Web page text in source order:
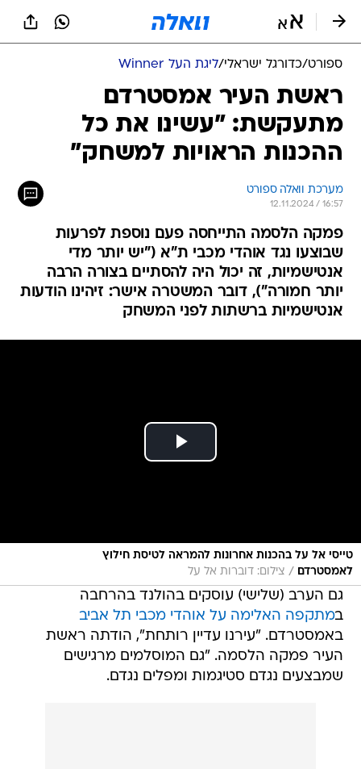
ספורט/כדורגל ישראלי/ליגת העל Winner
ראשת העיר אמסטרדם
מתעקשת: "עשינו את כל
ההכנות הראויות למשחק"
מערכת וואלה ספורט
12.11.2024 / 16:57
פמקה הלסמה התייחסה פעם נוספת לפרעות
שבוצעו נגד אוהדי מכבי ת"א ("יש יותר מדי
אנטישמיות, זה יכול היה להסתיים בצורה הרבה
יותר חמורה"), דובר המשטרה אישר: זיהינו הודעות
אנטישמיות ברשתות לפני המשחק
טייסי אל על בהכנות אחרונות להמראה לטיסת חילוץ
לאמסטרדם
/ צילום: דוברות אל על
גם הערב (שלישי) עוסקים בהולנד בהרחבה
במתקפה האלימה על אוהדי מכבי תל אביב
באמסטרדם. "עירנו עדיין רותחת", הודתה ראשת
העיר פמקה הלסמה. "גם המוסלמים מרגישים
שמבצעים נגדם סטיגמות ומפלים נגדם.